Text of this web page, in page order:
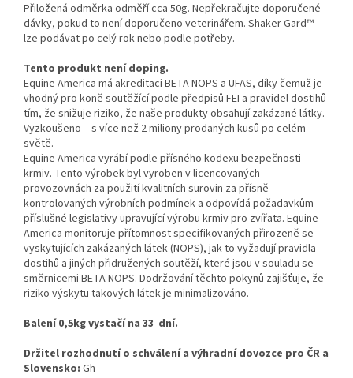
Přiložená odměrka odměří cca 50g. Nepřekračujte doporučené
dávky, pokud to není doporučeno veterinářem. Shaker Gard™
lze podávat po celý rok nebo podle potřeby.
Tento produkt není doping.
Equine America má akreditaci BETA NOPS a UFAS, díky čemuž je
vhodný pro koně soutěžící podle předpisů FEI a pravidel dostihů
tím, že snižuje riziko, že naše produkty obsahují zakázané látky.
Vyzkoušeno – s více než 2 miliony prodaných kusů po celém
světě.
Equine America vyrábí podle přísného kodexu bezpečnosti
krmiv. Tento výrobek byl vyroben v licencovaných
provozovnách za použití kvalitních surovin za přísně
kontrolovaných výrobních podmínek a odpovídá požadavkům
příslušné legislativy upravující výrobu krmiv pro zvířata. Equine
America monitoruje přítomnost specifikovaných přirozeně se
vyskytujících zakázaných látek (NOPS), jak to vyžadují pravidla
dostihů a jiných přidružených soutěží, které jsou v souladu se
směrnicemi BETA NOPS. Dodržování těchto pokynů zajišťuje, že
riziko výskytu takových látek je minimalizováno.
Balení 0,5kg vystačí na 33 dní.
Držitel rozhodnutí o schválení a výhradní dovozce pro ČR a
Slovensko: Gh